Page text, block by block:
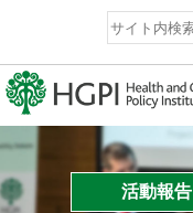
活動報告